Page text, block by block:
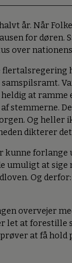
år. Når
for døren.
over
flertalsregering
at ramme
stemmerne.
Og heller
dikterer
kunne forlange
umuligt at sige
Og
overvejer
let at forestille
at få hold